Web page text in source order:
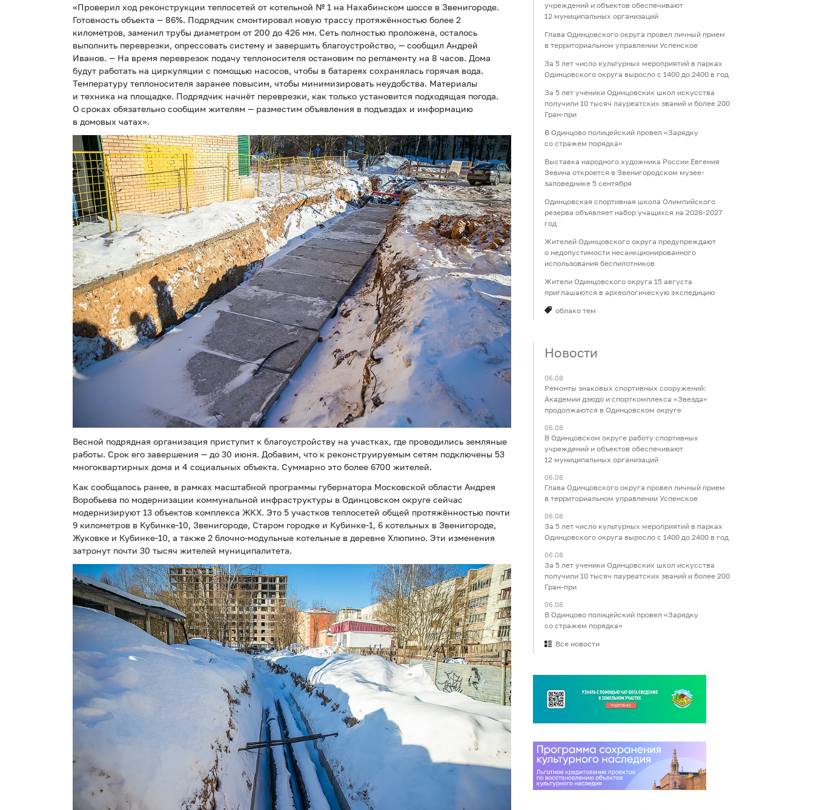
«Проверил ход реконструкции теплосетей от котельной № 1 на Нахабинском шоссе в Звенигороде.
Готовность объекта — 86%. Подрядчик смонтировал новую трассу протяжённостью более 2
километров, заменил трубы диаметром от 200 до 426 мм. Сеть полностью проложена, осталось
выполнить переврезки, опрессовать систему и завершить благоустройство, — сообщил Андрей
Иванов. — На время переврезок подачу теплоносителя остановим по регламенту на 8 часов. Дома
будут работать на циркуляции с помощью насосов, чтобы в батареях сохранялась горячая вода.
Температуру теплоносителя заранее повысим, чтобы минимизировать неудобства. Материалы
и техника на площадке. Подрядчик начнёт переврезки, как только установится подходящая погода.
О сроках обязательно сообщим жителям — разместим объявления в подъездах и информацию
в домовых чатах».
Весной подрядная организация приступит к благоустройству на участках, где проводились земляные
работы. Срок его завершения — до 30 июня. Добавим, что к реконструируемым сетям подключены 53
многоквартирных дома и 4 социальных объекта. Суммарно это более 6700 жителей.
Как сообщалось ранее, в рамках масштабной программы губернатора Московской области Андрея
Воробьева по модернизации коммунальной инфраструктуры в Одинцовском округе сейчас
модернизируют 13 объектов комплекса ЖКХ. Это 5 участков теплосетей общей протяжённостью почти
9 километров в Кубинке-10, Звенигороде, Старом городке и Кубинке-1, 6 котельных в Звенигороде,
Жуковке и Кубинке-10, а также 2 блочно-модульные котельные в деревне Хлюпино. Эти изменения
затронут почти 30 тысяч жителей муниципалитета.
учреждений и объектов обеспечивают
12 муниципальных организаций
Глава Одинцовского округа провел личный прием
в территориальном управлении Успенское
За 5 лет число культурных мероприятий в парках
Одинцовского округа выросло с 1400 до 2400 в год
За 5 лет ученики Одинцовских школ искусства
получили 10 тысяч лауреатских званий и более 200
Гран-при
В Одинцово полицейский провел «Зарядку
со стражем порядка»
Выставка народного художника России Евгения
Зевина откроется в Звенигородском музее-
заповеднике 5 сентября
Одинцовская спортивная школа Олимпийского
резерва объявляет набор учащихся на 2026-2027
год
Жителей Одинцовского округа предупреждают
о недопустимости несанкционированного
использования беспилотников
Жители Одинцовского округа 15 августа
приглашаются в археологическую экспедицию
облако тем
Новости
06.08
Ремонты знаковых спортивных сооружений:
Академии дзюдо и спорткомплекса «Звезда»
продолжаются в Одинцовском округе
06.08
В Одинцовском округе работу спортивных
учреждений и объектов обеспечивают
12 муниципальных организаций
06.08
Глава Одинцовского округа провел личный прием
в территориальном управлении Успенское
06.08
За 5 лет число культурных мероприятий в парках
Одинцовского округа выросло с 1400 до 2400 в год
06.08
За 5 лет ученики Одинцовских школ искусства
получили 10 тысяч лауреатских званий и более 200
Гран-при
06.08
В Одинцово полицейский провел «Зарядку
со стражем порядка»
Все новости